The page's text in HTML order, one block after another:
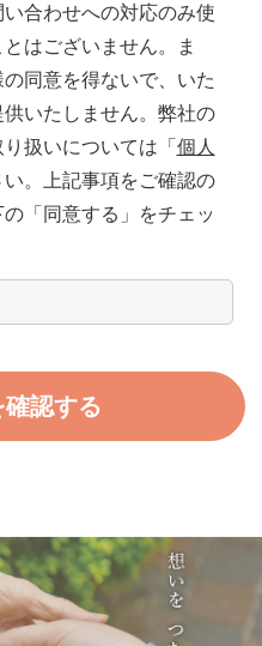
合わせへの対応のみ使
はございません。ま
同意を得ないで、いた
いたしません。弊社の
扱いについては「 個人
。上記事項をご確認の
「同意する」をチェッ